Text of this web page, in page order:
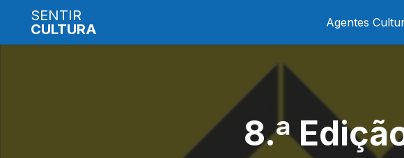
SENTIR
CULTURA
Agentes
8.ª